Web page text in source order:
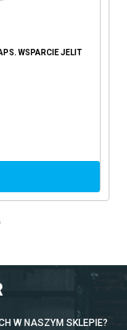
WSPARCIE JELIT
W NASZYM SKLEPIE?